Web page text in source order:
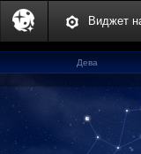
Виджет
Дева